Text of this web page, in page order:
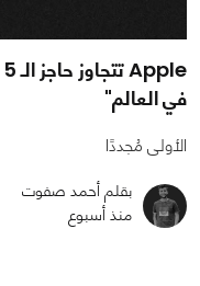
في العالم"
الأولى مُجددًا
بقلم أحمد صفوت
منذ أسبوع